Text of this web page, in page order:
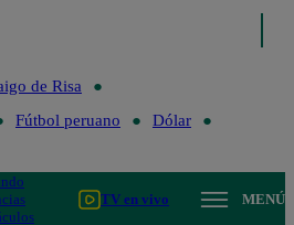
de Risa
Fútbol peruano
Dólar
TV en vivo MENÚ